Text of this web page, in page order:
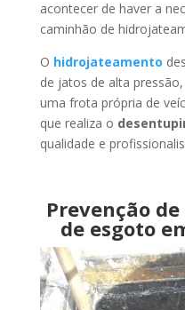
acontecer de haver a
caminhão de
O hidrojateamento
de jatos de alta
uma frota própria de
que realiza o
qualidade e
Prevenção
de esgoto